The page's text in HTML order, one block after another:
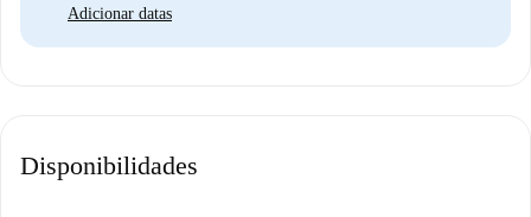
Adicionar datas
Disponibilidades